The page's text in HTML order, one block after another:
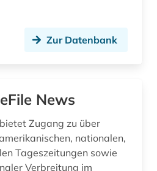
theoretische chemie (1)
tschechoslowakei (1)
Zur Datenbank
News
nationalen,
Tageszeitungen sowie
Verbreitung im